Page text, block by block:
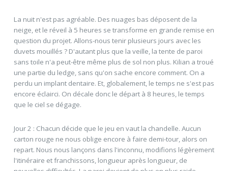
La nuit n'est pas agréable. Des nuages bas déposent de la
neige, et le réveil à 5 heures se transforme en grande remise en
question du projet. Allons-nous tenir plusieurs jours avec les
duvets mouillés ? D'autant plus que la veille, la tente de paroi
sans toile n'a peut-être même plus de sol non plus. Kilian a troué
une partie du ledge, sans qu'on sache encore comment. On a
perdu un implant dentaire. Et, globalement, le temps ne s'est pas
encore éclairci. On décale donc le départ à 8 heures, le temps
que le ciel se dégage.
Jour 2 : Chacun décide que le jeu en vaut la chandelle. Aucun
carton rouge ne nous oblige encore à faire demi-tour, alors on
repart. Nous nous lançons dans l'inconnu, modifions légèrement
l'itinéraire et franchissons, longueur après longueur, de